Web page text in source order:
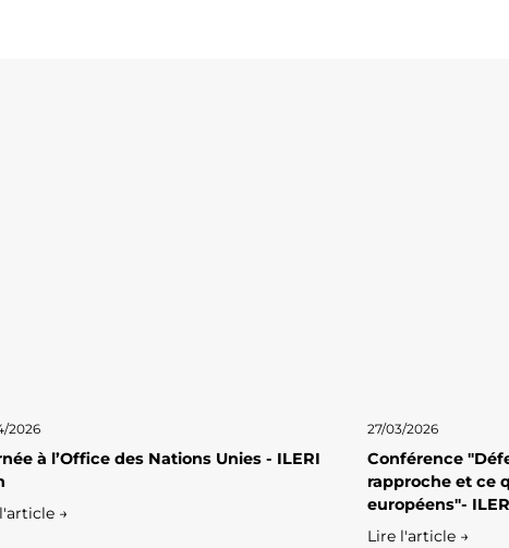
2026
à l’Office des Nations Unies - ILERI
→
27/03/2026
Conférence
rapproche et ce
européens"-
Lire l'article →